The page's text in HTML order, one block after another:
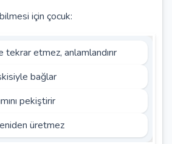
için çocuk:
tekrar etmez, anlamlandırır
bağlar
pekiştirir
üretmez